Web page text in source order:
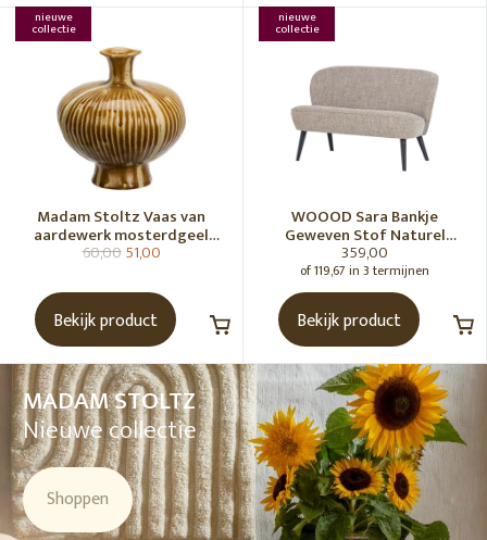
nieuwe
collectie
Madam Stoltz Vaas van
aardewerk mosterdgeel
naturel
60,0051,00
Bekijk product
nieuwe
collectie
WOOOD Sara Bankje
Geweven Stof Naturel
Melange [Fsc]
359,00
of 119,67 in 3 termijnen
Bekijk product
MADAM STOLTZ
Nieuwe collectie
Shoppen